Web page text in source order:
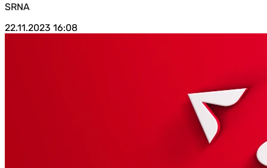
SRNA
22.11.2023 16:08